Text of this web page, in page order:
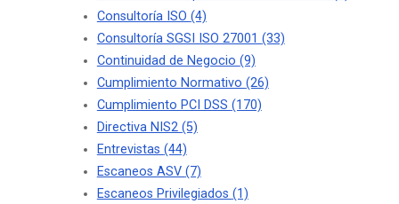
Consultoría ISO (4)
Consultoría SGSI ISO 27001 (33)
Continuidad de Negocio (9)
Cumplimiento Normativo (26)
Cumplimiento PCI DSS (170)
Directiva NIS2 (5)
Entrevistas (44)
Escaneos ASV (7)
Escaneos Privilegiados (1)